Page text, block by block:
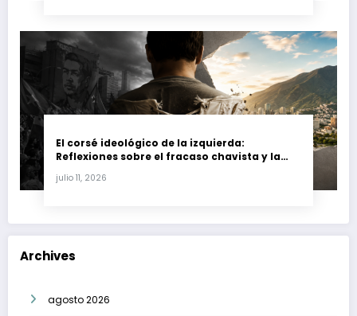
El corsé ideológico de la izquierda:
Reflexiones sobre el fracaso chavista y la
julio 11, 2026
Archives
agosto 2026